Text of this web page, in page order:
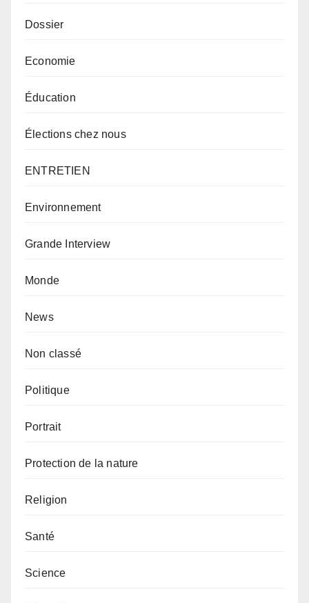
Dossier
Economie
Éducation
Élections chez nous
ENTRETIEN
Environnement
Grande Interview
Monde
News
Non classé
Politique
Portrait
Protection de la nature
Religion
Santé
Science